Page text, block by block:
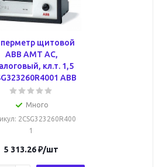
щитовой
ABB AMT AC,
кл.т. 1,5
ABB
Много
: 2CSG323260R400
1
5 313.26₽/шт